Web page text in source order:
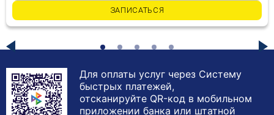
ЗАПИСАТЬСЯ
Для оплаты услуг через Систему
быстрых платежей,
отсканируйте QR-код в мобильном
приложении банка или штатной